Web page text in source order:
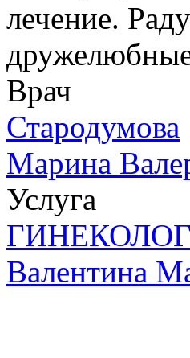
лечение.
Врач
Стародумова
Марина
Услуга
ГИНЕКОЛОГ:
Валентина